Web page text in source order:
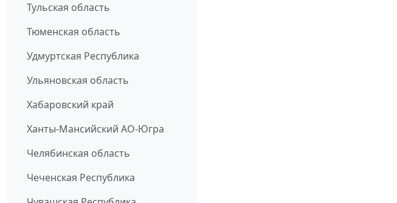
Тульская область
Тюменская область
Удмуртская Республика
Ульяновская область
Хабаровский край
Ханты-Мансийский АО-Югра
Челябинская область
Чеченская Республика